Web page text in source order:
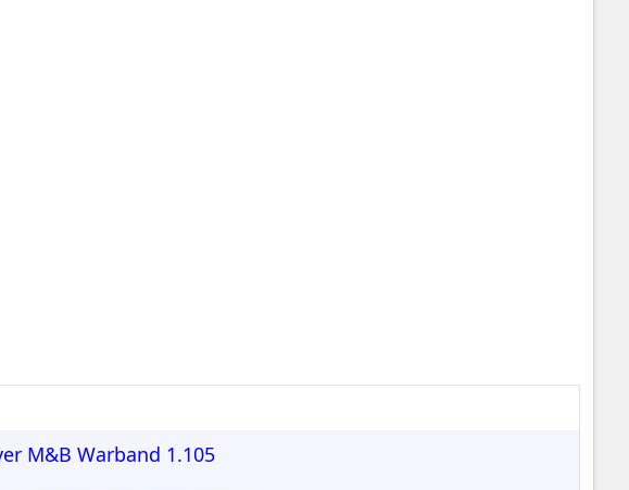
M&B Warband 1.105